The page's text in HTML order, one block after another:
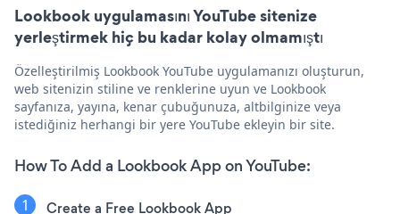
Lookbook uygulamasını YouTube sitenize
yerleştirmek hiç bu kadar kolay olmamıştı
Özelleştirilmiş Lookbook YouTube uygulamanızı oluşturun,
web sitenizin stiline ve renklerine uyun ve Lookbook
sayfanıza, yayına, kenar çubuğunuza, altbilginize veya
istediğiniz herhangi bir yere YouTube ekleyin bir site.
How To Add a Lookbook App on YouTube:
Create a Free Lookbook App